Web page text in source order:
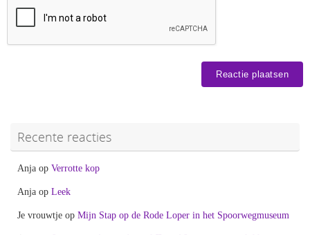
Recente reacties
Anja op Verrotte kop
Anja op Leek
Je vrouwtje op Mijn Stap op de Rode Loper in het Spoorwegmuseum